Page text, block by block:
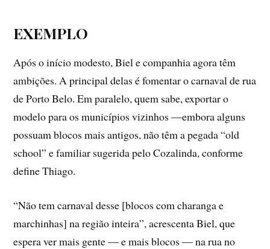
EXEMPLO
Após o início modesto, Biel e companhia agora têm
ambições. A principal delas é fomentar o carnaval de rua
de Porto Belo. Em paralelo, quem sabe, exportar o
modelo para os municípios vizinhos —embora alguns
possuam blocos mais antigos, não têm a pegada “old
school” e familiar sugerida pelo Cozalinda, conforme
define Thiago.
“Não tem carnaval desse [blocos com charanga e
marchinhas] na região inteira”, acrescenta Biel, que
espera ver mais gente — e mais blocos — na rua no